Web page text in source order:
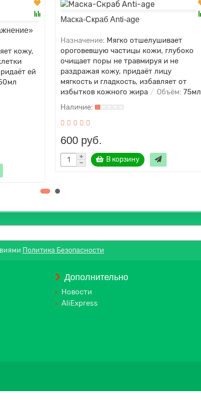
кожу,
ей
Маска-Скраб Anti-age
Назначение: Мягко отшелушивает
ороговевшую частицы кожи, глубоко
очищает поры не травмируя и не
раздражая кожу, придаёт лицу
мягкость и гладкость, избавляет от
избытков кожного жира
Объём: 75мл
600 руб.
В корзину
Политика Безопасности
Дополнительно
Новости
AliExpress